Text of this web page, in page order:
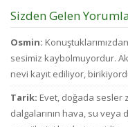
Sizden Gelen
Osmin:
sesimiz kaybolmuyordur.
nevi kayıt ediliyor,
Tarik: Evet, doğada sesler
dalgalarının hava, su veya